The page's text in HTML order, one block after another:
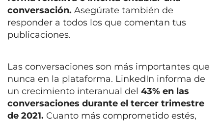
conversación. Asegúrate también de
responder a todos los que comentan tus
publicaciones.
Las conversaciones son más importantes que
nunca en la plataforma. LinkedIn informa de
un crecimiento interanual del 43% en las
conversaciones durante el tercer trimestre
de 2021. Cuanto más comprometido estés,